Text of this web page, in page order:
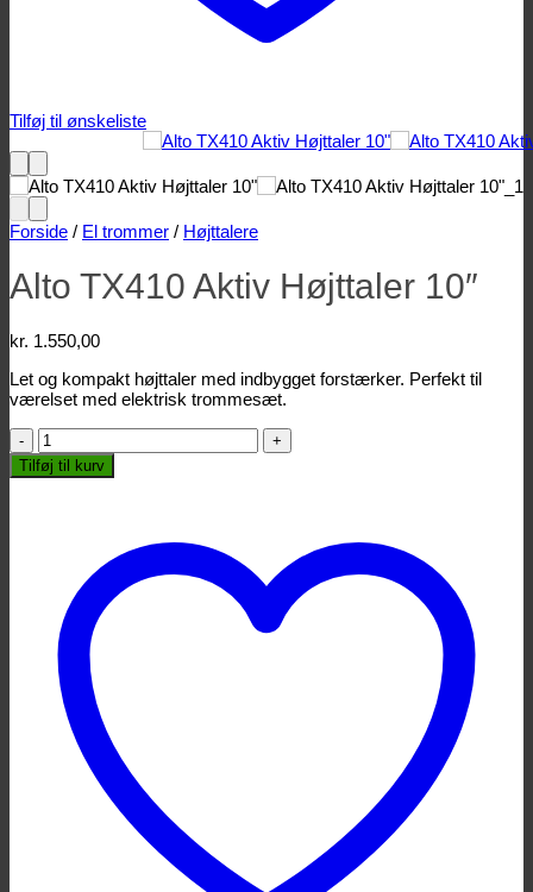
Tilføj til ønskeliste
Forside / El trommer / Højttalere
Alto TX410 Aktiv Højttaler 10″
kr. 1.550,00
Let og kompakt højttaler med indbygget forstærker. Perfekt til
værelset med elektrisk trommesæt.
Alto
TX410
Aktiv
Tilføj til kurv